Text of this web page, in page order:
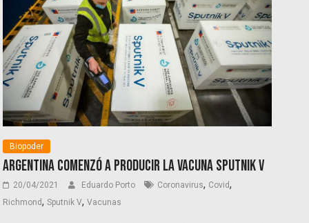
Biopoder
Argentina comenzó a producir la vacuna Sputnik V
20/04/2021 Eduardo Porto Coronavirus, Covid,
Richmond,Sputnik V,Vacunas